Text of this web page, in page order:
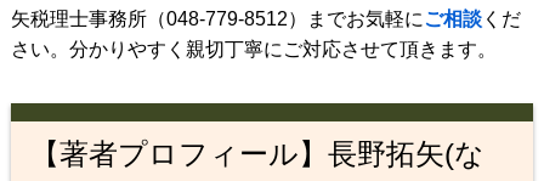
矢税理士事務所（048-779-8512）までお気軽にご相談くだ
さい。分かりやすく親切丁寧にご対応させて頂きます。
【著者プロフィール】長野拓矢(な